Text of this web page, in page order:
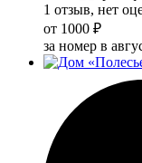
1 отзыв, нет
от 1000 ₽
за номер в